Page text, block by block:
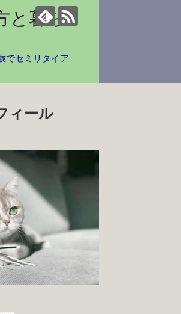
と暮ら
でセミリタイア
ィール